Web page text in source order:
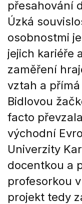
přesahování
Úzká
osobnostmi
jejich kariéře
zaměření
vztah a
Bidlovou
facto
východní
Univerzity
docentkou a
profesorkou
projekt tedy